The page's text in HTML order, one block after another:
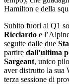
Hamilton e della
Subito fuori al Q1
Ricciardo e
seguite dalle due
partire dall’ultima
Sargeant, unico
aver distrutto la sua
terza sessione di